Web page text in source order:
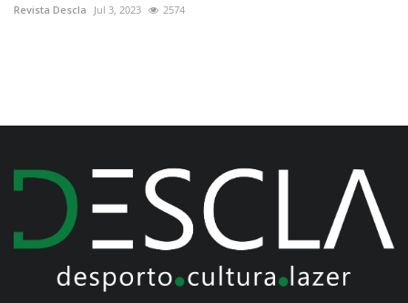
Revista Descla Jul 3, 2023 2574